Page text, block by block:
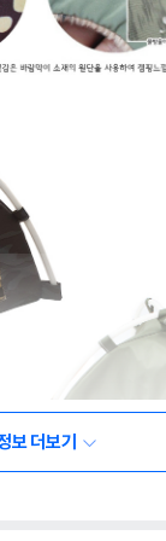
보 더보기